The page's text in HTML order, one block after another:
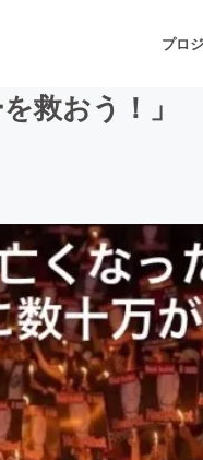
プロ
音楽
ゲーム・
書籍・雑
チャレン
を救おう！